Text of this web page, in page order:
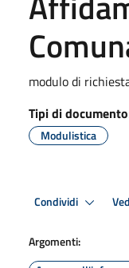
modulo di
Tipi di documento
Modulistica
Condividi
Argomenti: